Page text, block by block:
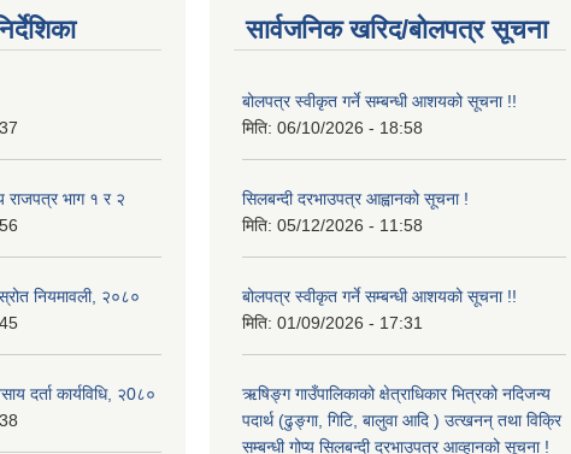
राजपत्र भाग १ र २
नियमावली, २०८०
दर्ता कार्यविधि, २0८०
सार्वजनिक खरिद/बोलपत्र सूचना
बोलपत्र स्वीकृत गर्ने सम्बन्धी आशयको सूचना !!
मिति: 06/10/2026 - 18:58
सिलबन्दी दरभाउपत्र आह्वानको सूचना !
मिति: 05/12/2026 - 11:58
बोलपत्र स्वीकृत गर्ने सम्बन्धी आशयको सूचना !!
मिति: 01/09/2026 - 17:31
ऋषिङ्ग गाउँपालिकाको क्षेत्राधिकार भित्रको नदिजन्य
पदार्थ (ढुङ्गा, गिटि, बालुवा आदि ) उत्खनन् तथा विक्रि
सम्बन्धी गोप्य सिलबन्दी दरभाउपत्र आव्हानको सूचना !